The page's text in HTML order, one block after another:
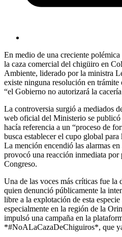
En medio de una creciente
la caza comercial del chigüiro en
Ambiente, liderado por la ministra
existe ninguna resolución en
“el Gobierno no autorizará la
La controversia surgió a mediados
web oficial del Ministerio se publicó
hacía referencia a un “proceso de
busca establecer el cupo global
La mención encendió las alarmas
provocó una reacción inmediata
Congreso.
Una de las voces más críticas fue la
quien denunció públicamente la
libre a la explotación de esta
especialmente en la región de la
impulsó una campaña en la
*#NoALaCazaDeChiguiros*, que